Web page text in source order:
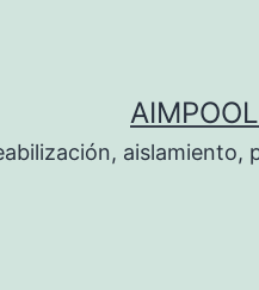
aislamiento,